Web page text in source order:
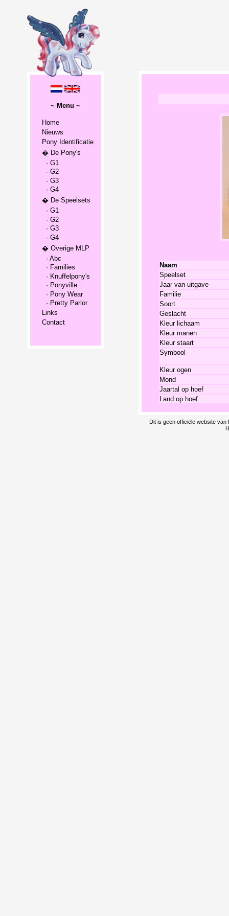
~ Menu ~
Home
Nieuws
Pony Identificatie
� De Pony's
· G1
· G2
· G3
· G4
� De Speelsets
· G1
· G2
· G3
· G4
� Overige MLP
· Abc
· Families
· Knuffelpony's
· Ponyville
· Pony Wear
· Pretty Parlor
Links
Contact
Naam
Speelset
Jaar van uitgave
Familie
Soort
Geslacht
Kleur lichaam
Kleur manen
Kleur staart
Symbool
Kleur ogen
Mond
Jaartal op hoef
Land op hoef
Dit is geen officiële website